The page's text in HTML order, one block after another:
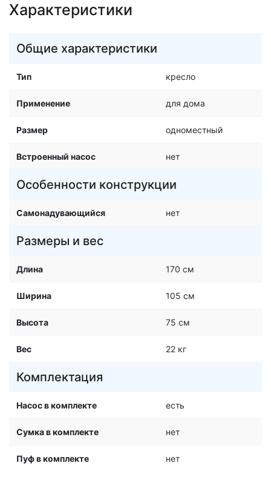
Характеристики
Общие характеристики
Тип кресло
Применение для дома
Размер одноместный
Встроенный насос нет
Особенности конструкции
Самонадувающийся нет
Размеры и вес
Длина 170 см
Ширина 105 см
Высота 75 см
Вес 22 кг
Комплектация
Насос в комплекте есть
Сумка в комплекте нет
Пуф в комплекте нет